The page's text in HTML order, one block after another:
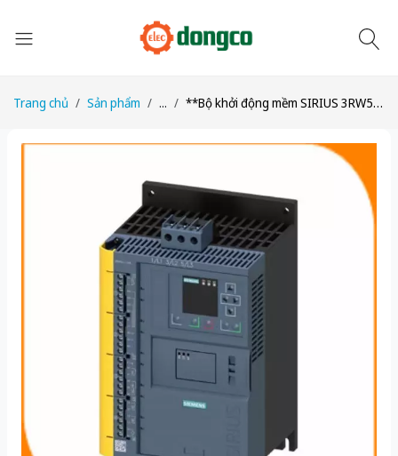
Trang chủ Sản phẩm ... **Bộ khởi động mềm SIRIUS 3RW5535-6HF04 200-480V, 143A, an toàn 24V**